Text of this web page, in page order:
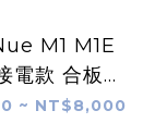
M1 M1E
電款 合板雲
木 36吋 旅
~ NT$8,000